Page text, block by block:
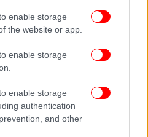
enable storage
the website or app.
enable storage
enable storage
authentication
and other